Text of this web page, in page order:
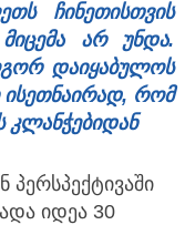
ჩინეთისთვის
არ უნდა.
დაიყაბულოს
ისეთნაირად, რომ
კლანჭებიდან
პერსპექტივაში
იდეა 30